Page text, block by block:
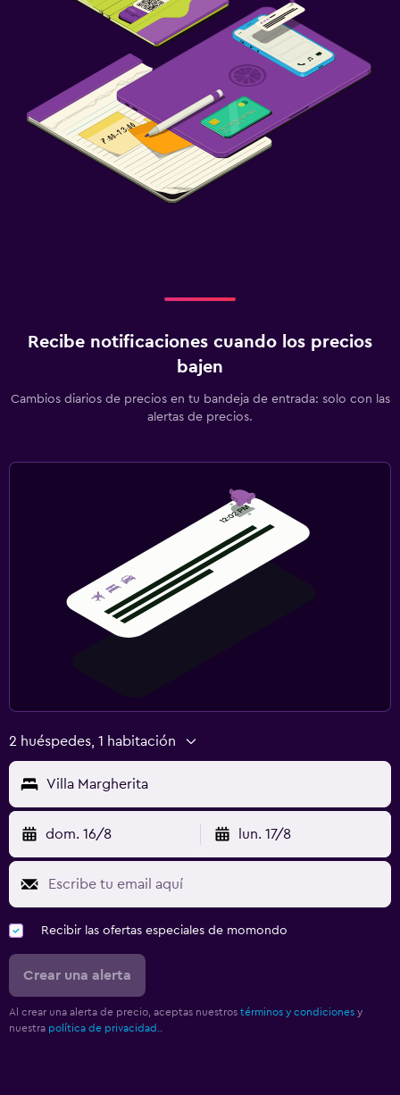
Recibe notificaciones cuando los precios
bajen
Cambios diarios de precios en tu bandeja de entrada: solo con las
alertas de precios.
2 huéspedes, 1 habitación
Villa Margherita
dom. 16/8 lun. 17/8
Recibir las ofertas especiales de momondo
Crear una alerta
Al crear una alerta de precio, aceptas nuestros términos y condiciones y
nuestra política de privacidad.